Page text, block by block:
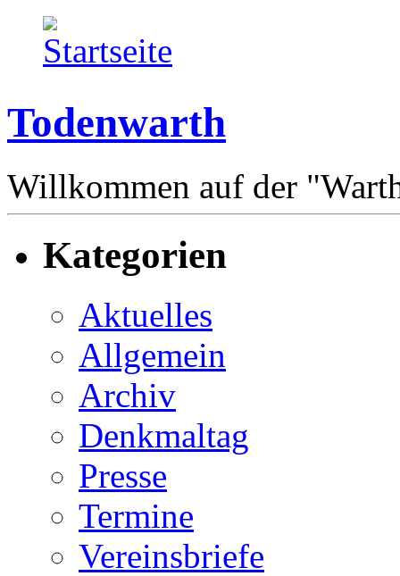
Todenwarth
Willkommen auf der
Kategorien
Aktuelles
Allgemein
Archiv
Denkmaltag
Presse
Termine
Vereinsbriefe